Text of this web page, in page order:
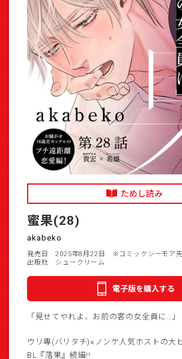
ためし読み
蜜果(28)
akabeko
発売日 2025年8月22日
※コミックシーモア
出版社 シュークリーム
電子版を購入する
「見せてやれよ、お前の客の女全員に…」
ウリ専(バリタチ)×ノンケ人気ホストの大
BL『落果』続編!!